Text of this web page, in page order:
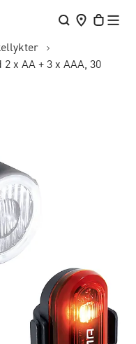
x AA + 3 x AAA, 30